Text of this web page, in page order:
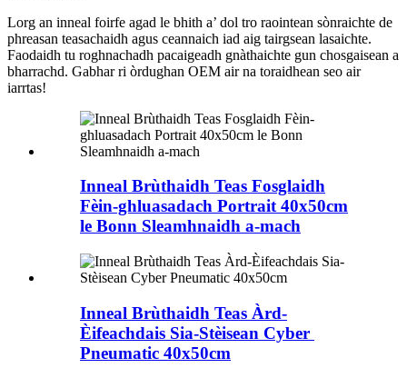
Lorg an inneal foirfe agad le bhith a’ dol tro raointean sònraichte de
phreasan teasachaidh agus ceannaich iad aig tairgsean lasaichte.
Faodaidh tu roghnachadh pacaigeadh gnàthaichte gun chosgaisean a
bharrachd. Gabhar ri òrdughan OEM air na toraidhean seo air
iarrtas!
Inneal Brùthaidh Teas Fosglaidh
Fèin-ghluasadach Portrait 40x50cm
le Bonn Sleamhnaidh a-mach
Inneal Brùthaidh Teas Àrd-
Èifeachdais Sia-Stèisean Cyber ​​
Pneumatic 40x50cm